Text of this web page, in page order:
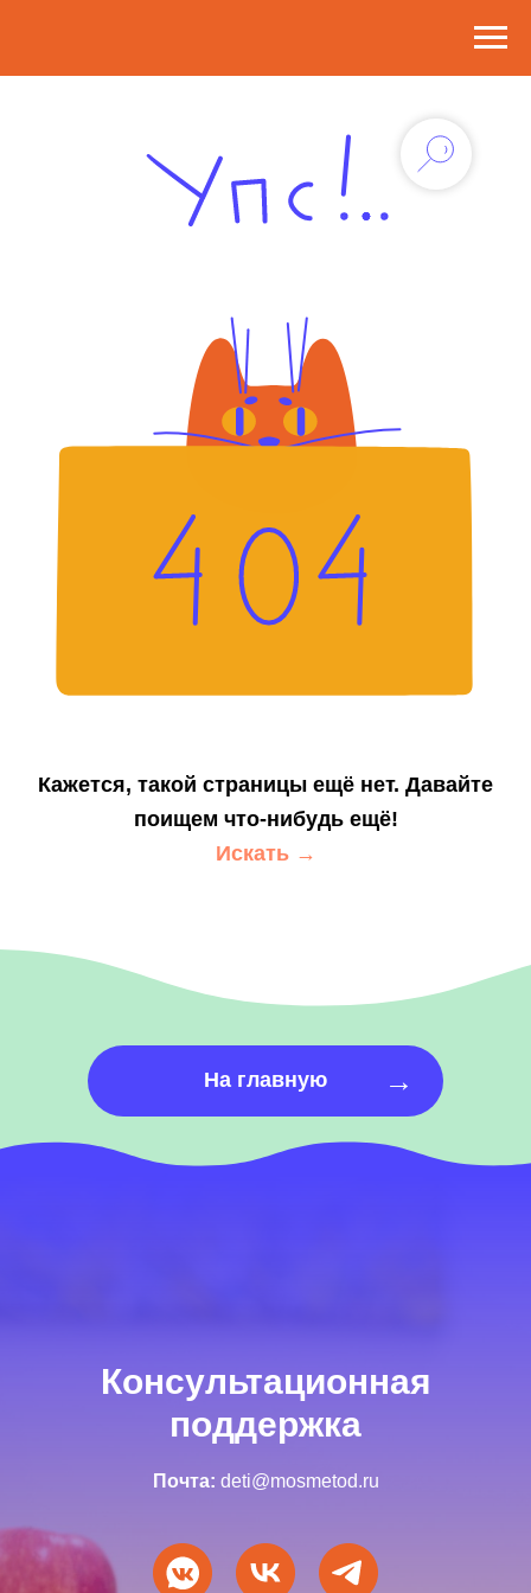
Кажется, такой страницы ещё нет. Давайте
поищем что-нибудь ещё!
Искать →
На главную →
Консультационная
поддержка
Почта: deti@mosmetod.ru